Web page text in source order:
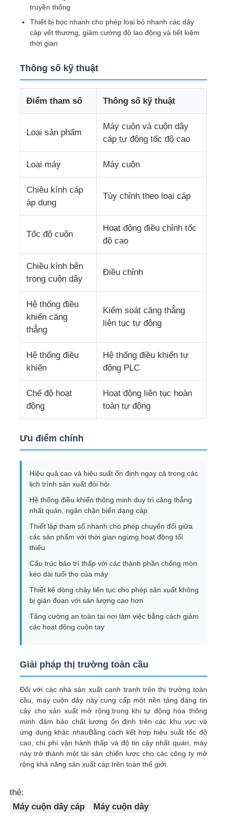
Tham quan nhà máy
Yêu cầu báo giá
dây chuyền đùn dây
máy mắc dây
Máy kéo dây đai xoắn kép
Máy bọc thép
Máy đóng gói
máy bện cáp
Máy xoắn đôi
máy đặt dây
tua máy
Máy kéo ra
truyền thống
Thiết bị bọc nhanh cho phép loại bỏ nhanh các dây
cáp vết thương, giảm cường độ lao động và tiết kiệm
thời gian
Thông số kỹ thuật
Điểm tham số Thông số kỹ thuật
Loại sản phẩm
Máy cuộn và cuộn dây
cáp tự động tốc độ cao
Loại máy Máy cuộn
Chiều kính cáp
áp dụng
Tùy chỉnh theo loại cáp
Tốc độ cuộn
Hoạt động điều chỉnh tốc
độ cao
Chiều kính bên
trong cuộn dây
Điều chỉnh
Hệ thống điều
khiển căng
thẳng
Kiểm soát căng thẳng
liên tục tự động
Hệ thống điều
khiển
Hệ thống điều khiển tự
động PLC
Chế độ hoạt
động
Hoạt động liên tục hoàn
toàn tự động
Ưu điểm chính
Hiệu quả cao và hiệu suất ổn định ngay cả trong các
lịch trình sản xuất đòi hỏi
Hệ thống điều khiển thông minh duy trì căng thẳng
nhất quán, ngăn chặn biến dạng cáp
Thiết lập tham số nhanh cho phép chuyển đổi giữa
các sản phẩm với thời gian ngừng hoạt động tối
thiểu
Cấu trúc bảo trì thấp với các thành phần chống mòn
kéo dài tuổi thọ của máy
Thiết kế dòng chảy liên tục cho phép sản xuất không
bị gián đoạn với sản lượng cao hơn
Tăng cường an toàn tại nơi làm việc bằng cách giảm
các hoạt động cuộn tay
Giải pháp thị trường toàn cầu
Đối với các nhà sản xuất cạnh tranh trên thị trường toàn
cầu, máy cuộn dây này cung cấp một nền tảng đáng tin
cậy cho sản xuất mở rộng.trong khi tự động hóa thông
minh đảm bảo chất lượng ổn định trên các khu vực và
ứng dụng khác nhauBằng cách kết hợp hiệu suất tốc độ
cao, chi phí vận hành thấp và độ tin cậy nhất quán, máy
này trở thành một tài sản chiến lược cho các công ty mở
rộng khả năng sản xuất cáp trên toàn thế giới.
thẻ:
Máy cuộn dây cáp
Máy cuộn dây